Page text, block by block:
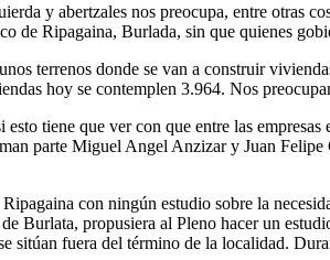
y abertzales nos preocupa, entre otras
de Ripagaina, Burlada, sin que quienes
terrenos donde se van a construir
hoy se contemplen 3.964. Nos
esto tiene que ver con que entre las
parte Miguel Angel Anzizar y Juan Felipe
con ningún estudio sobre la
Burlata, propusiera al Pleno hacer un
sitúan fuera del término de la localidad.